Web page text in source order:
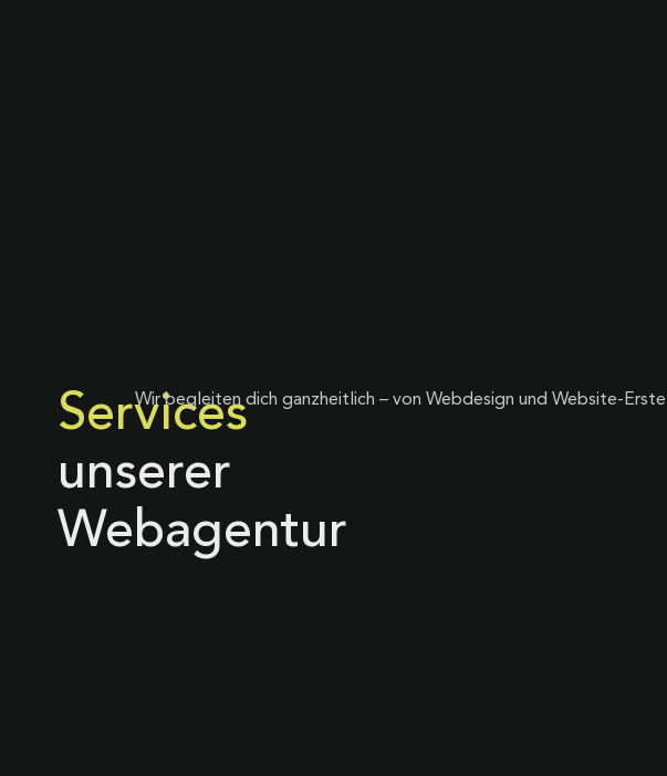
Services
unserer
Webagentur
Wir begleiten dich ganzheitlich – von Webdesign und Website-